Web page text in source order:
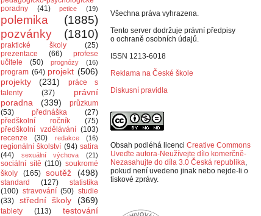
poradny
(41) petice (19)
polemika
(1885)
pozvánky
(1810)
praktické školy
(25)
prezentace
(66)
profese
učitele
(50) prognózy (16)
program (64) projekt (506)
projekty
(231)
práce s
talenty
(37)
právní
poradna
(339)
průzkum
(53)
přednáška
(27)
předškolní ročník
(75)
předškolní vzdělávání (103)
recenze
(30) redakce (16)
regionální školství (94) satira
(44)
sexuální výchova (21)
sociální sítě (110) soukromé
školy
(165) soutěž (498)
standard (127)
statistika
(100) stravování (50) studie
(33)
střední školy (369)
tablety (113)
testování
Všechna práva vyhrazena.
Tento server dodržuje právní předpisy
o ochraně osobních údajů.
ISSN 1213-6018
Reklama na České škole
Diskusní pravidla
Obsah podléhá licenci Creative Commons
Uveďte autora-Neužívejte dílo komerčně-
Nezasahujte do díla 3.0 Česká republika
pokud není uvedeno jinak nebo nejde-li o
tiskové zprávy.